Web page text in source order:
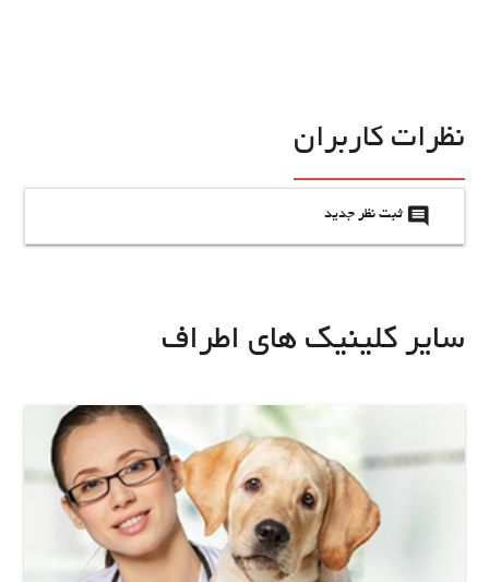
نظرات کاربران
insert_comment ثبت نظر جدید
سایر کلینیک های اطراف